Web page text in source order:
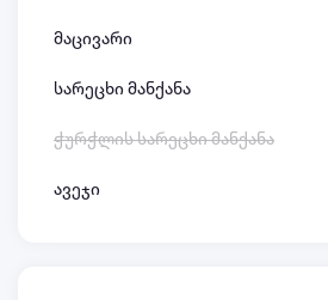
მაცივარი
სარეცხი მანქანა
ჭურჭლის სარეცხი მანქანა
ავეჯი